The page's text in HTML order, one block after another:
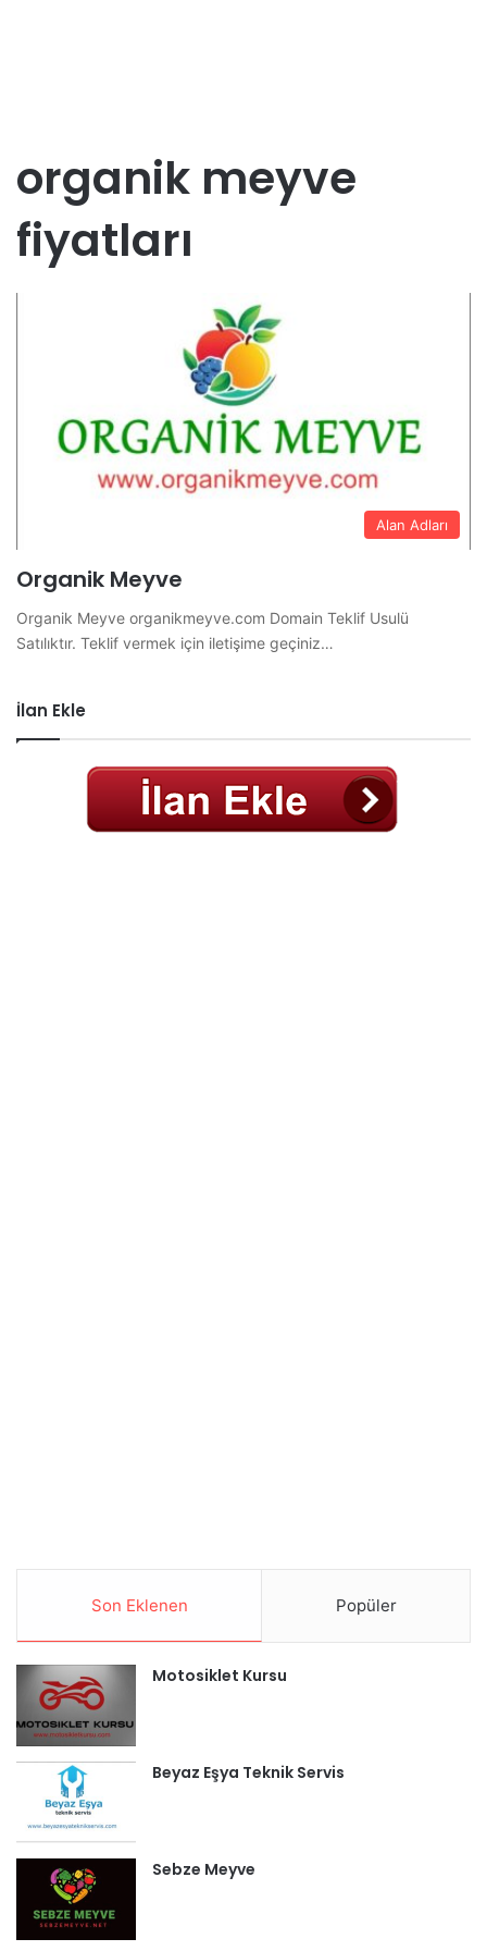
organik meyve
fiyatları
Alan Adları
Organik Meyve
Organik Meyve organikmeyve.com Domain Teklif Usulü
Satılıktır. Teklif vermek için iletişime geçiniz…
İlan Ekle
Son Eklenen Popüler
Motosiklet Kursu
Beyaz Eşya Teknik Servis
Sebze Meyve